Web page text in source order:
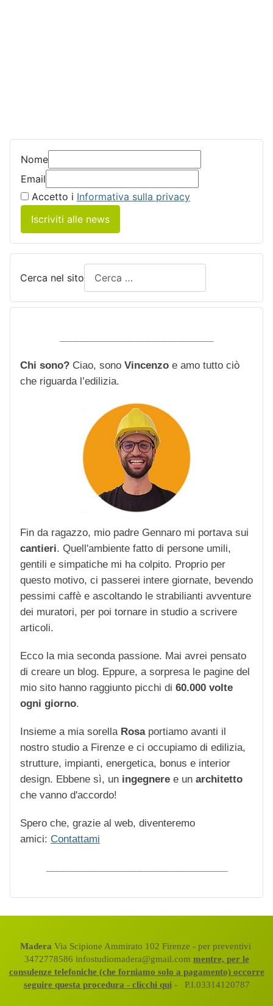
Nome
Email
Accetto i Informativa sulla privacy
Iscriviti alle news
Cerca nel sito
Chi sono? Ciao, sono Vincenzo e amo tutto ciò
che riguarda l’edilizia.
Fin da ragazzo, mio padre Gennaro mi portava sui
cantieri. Quell'ambiente fatto di persone umili,
gentili e simpatiche mi ha colpito. Proprio per
questo motivo, ci passerei intere giornate, bevendo
pessimi caffè e ascoltando le strabilianti avventure
dei muratori, per poi tornare in studio a scrivere
articoli.
Ecco la mia seconda passione. Mai avrei pensato
di creare un blog. Eppure, a sorpresa le pagine del
mio sito hanno raggiunto picchi di 60.000 volte
ogni giorno.
Insieme a mia sorella Rosaportiamo avanti il
nostro studio a Firenze e ci occupiamo di edilizia,
strutture, impianti, energetica, bonus e interior
design. Ebbene sì, un ingegnere e un architetto
che vanno d'accordo!
Spero che, grazie al web, diventeremo
amici: Contattami
Madera Via Scipione Ammirato 102 Firenze - per preventivi
3472778586 infostudiomadera@gmail.com mentre, per le
consulenze telefoniche (che forniamo solo a pagamento) occorre
seguire questa procedura - clicchi qui - P.I.03314120787